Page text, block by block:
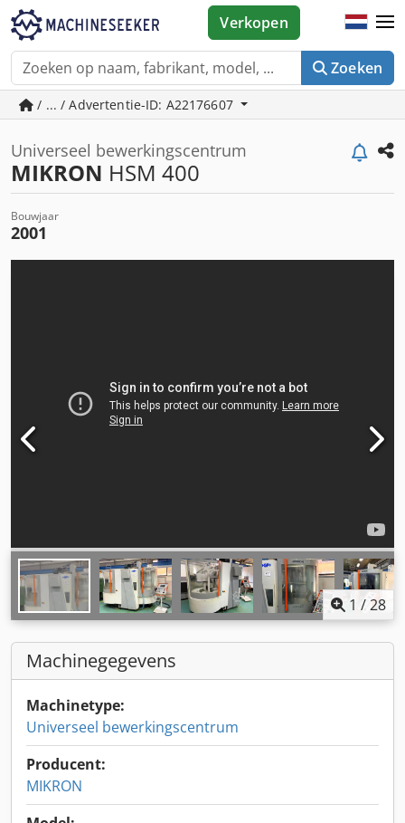
Zoeken
Verkopen
/ ... / Advertentie-ID: A22176607
Universeel bewerkingscentrum
MIKRON HSM 400
Bouwjaar
2001
1 /28
Machinegegevens
Machinetype:
Universeel bewerkingscentrum
Producent:
MIKRON